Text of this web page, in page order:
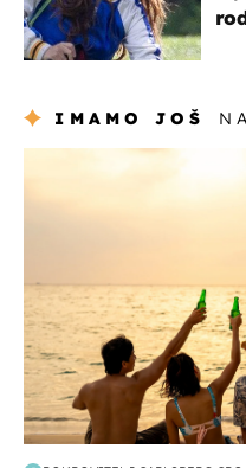
IMAMO JOŠ